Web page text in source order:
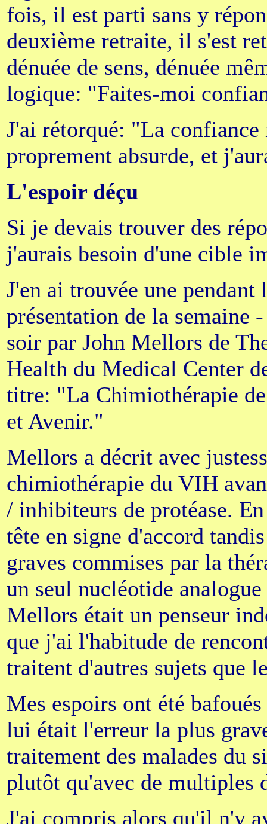
fois, il est parti sans y
deuxième retraite, il s'est
dénuée de sens, dénuée
logique: "Faites-moi
J'ai rétorqué: "La
proprement absurde, et
L'espoir déçu
Si je devais trouver des
j'aurais besoin d'une cible
J'en ai trouvée une
présentation de la semaine
soir par John Mellors de
Health du Medical Center
titre: "La Chimiothérapie
et Avenir."
Mellors a décrit avec
chimiothérapie du VIH
/ inhibiteurs de protéase.
tête en signe d'accord
graves commises par la
un seul nucléotide
Mellors était un penseur
que j'ai l'habitude de
traitent d'autres sujets que
Mes espoirs ont été
lui était l'erreur la plus
traitement des malades du
plutôt qu'avec de multiples
J'ai compris alors qu'il n'y